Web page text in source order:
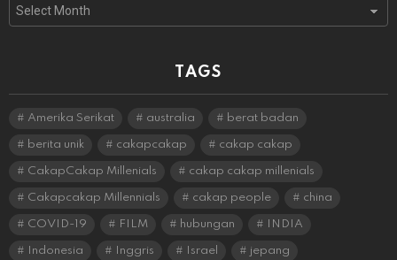
TAGS
Amerika Serikat australia berat badan
berita unik cakapcakap cakap cakap
CakapCakap Millenials cakap cakap millenials
Cakapcakap Millennials cakap people china
COVID-19 FILM hubungan INDIA
Indonesia Inggris Israel jepang